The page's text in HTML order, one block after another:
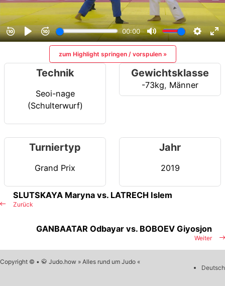
zum Highlight springen / vorspulen »
Technik
Seoi-nage
(Schulterwurf)
Gewichtsklasse
-73kg, Männer
Turniertyp
Grand Prix
Jahr
2019
Zurück
SLUTSKAYA Maryna vs. LATRECH Islem
Weiter
GANBAATAR Odbayar vs. BOBOEV Giyosjon
Copyright © • 🥋 Judo.how » Alles rund um Judo «
Deutsch